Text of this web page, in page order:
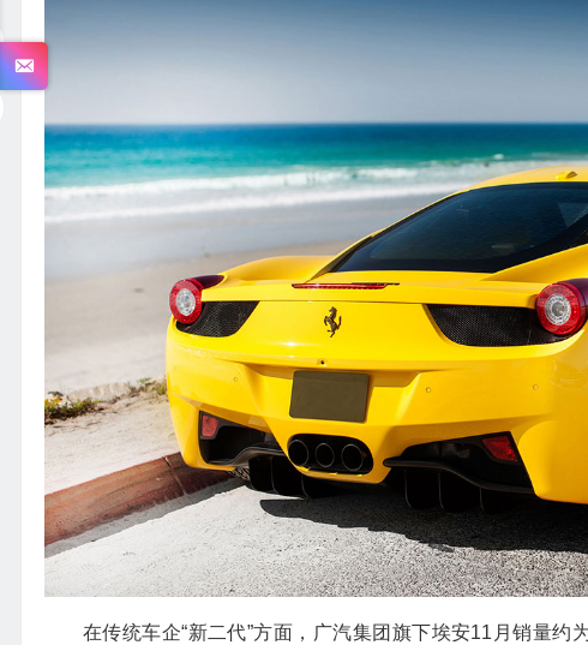
在传统车企“新二代”方面，广汽集团旗下埃安11月销量